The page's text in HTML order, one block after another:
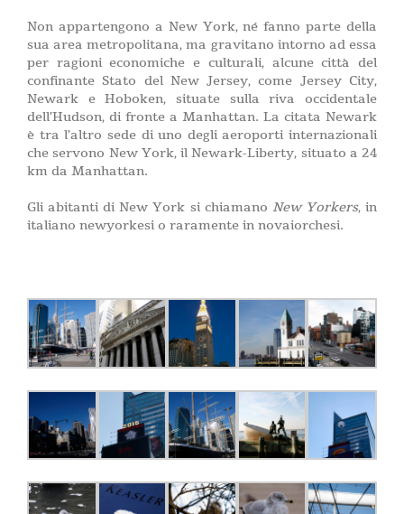
Non appartengono a New York, né fanno parte della
sua area metropolitana, ma gravitano intorno ad essa
per ragioni economiche e culturali, alcune città del
confinante Stato del New Jersey, come Jersey City,
Newark e Hoboken, situate sulla riva occidentale
dell’Hudson, di fronte a Manhattan. La citata Newark
è tra l’altro sede di uno degli aeroporti internazionali
che servono New York, il Newark-Liberty, situato a 24
km da Manhattan.
Gli abitanti di New York si chiamano New Yorkers, in
italiano newyorkesi o raramente in novaiorchesi.